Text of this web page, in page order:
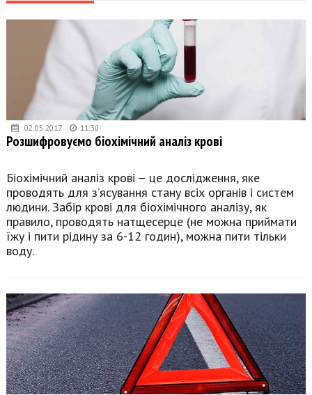
02.05.2017 11:30
Розшифровуємо біохімічний аналіз крові
Біохімічний аналіз крові – це дослідження, яке
проводять для з’ясування стану всіх органів і систем
людини. Забір крові для біохімічного аналізу, як
правило, проводять натщесерце (не можна приймати
їжу і пити рідину за 6-12 годин), можна пити тільки
воду.